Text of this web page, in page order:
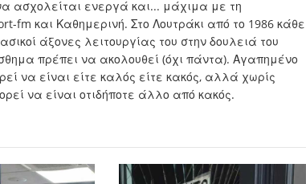
ασχολείται ενεργά και... μάχιμα με τη
fm και Καθημερινή. Στο Λουτράκι από το 1986 κάθε
άξονες λειτουργίας του στην δουλειά του
πρέπει να ακολουθεί (όχι πάντα). Αγαπημένο
να είναι είτε καλός είτε κακός, αλλά χωρίς
να είναι οτιδήποτε άλλο από κακός.